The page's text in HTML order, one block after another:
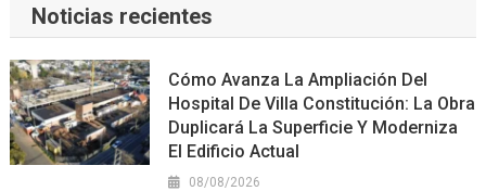
Noticias recientes
Cómo Avanza La Ampliación Del
Hospital De Villa Constitución: La Obra
Duplicará La Superficie Y Moderniza
El Edificio Actual
08/08/2026